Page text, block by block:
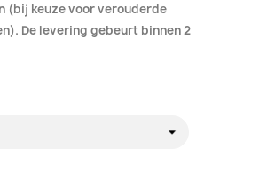
(bij keuze voor verouderde
De levering gebeurt binnen 2